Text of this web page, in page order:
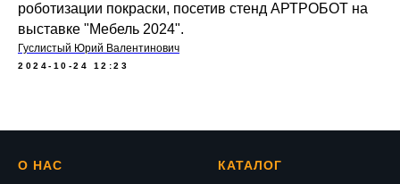
роботизации покраски, посетив стенд АРТРОБОТ на
выставке "Мебель 2024".
Гуслистый Юрий Валентинович
2024-10-24 12:23
О НАС
КАТАЛОГ